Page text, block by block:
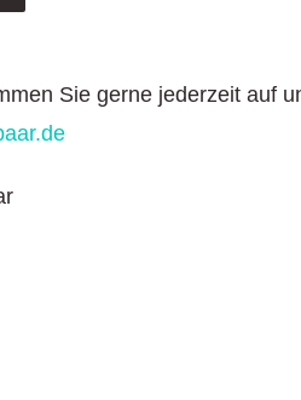
Sie gerne jederzeit auf